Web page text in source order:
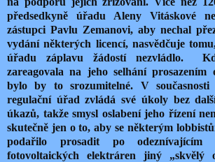
předsedkyně úřadu Aleny Vitáskové
zástupci Pavlu Zemanovi, aby nechal
vydání některých licencí, nasvědčuje
úřadu záplavu žádostí nezvládlo.
zareagovala na jeho selhání prosazením
bylo by to srozumitelné. V
regulační úřad zvládá své úkoly bez
úkazů, takže smysl oslabení jeho řízení
skutečně jen o to, aby se některým
podařilo prosadit po odeznívajícím
fotovoltaických elektráren jiný „skvělý